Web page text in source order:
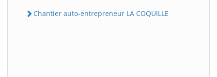
Chantier auto-entrepreneur LA COQUILLE